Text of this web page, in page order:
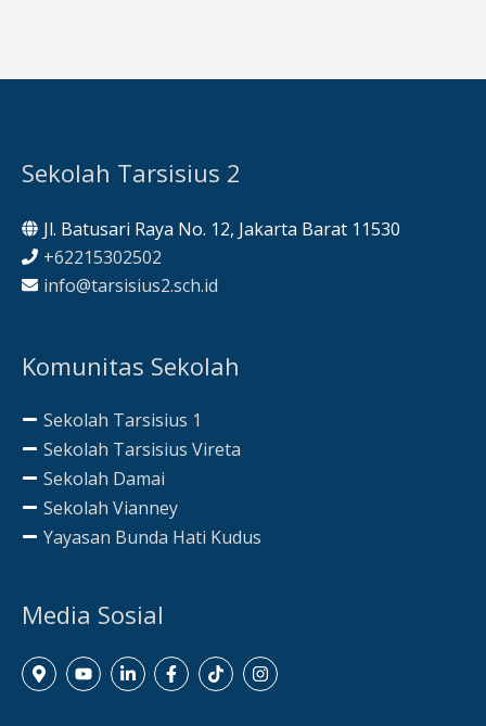
Sekolah Tarsisius 2
Jl. Batusari Raya No. 12, Jakarta Barat 11530
+62215302502
info@tarsisius2.sch.id
Komunitas Sekolah
Sekolah Tarsisius 1
Sekolah Tarsisius Vireta
Sekolah Damai
Sekolah Vianney
Yayasan Bunda Hati Kudus
Media Sosial